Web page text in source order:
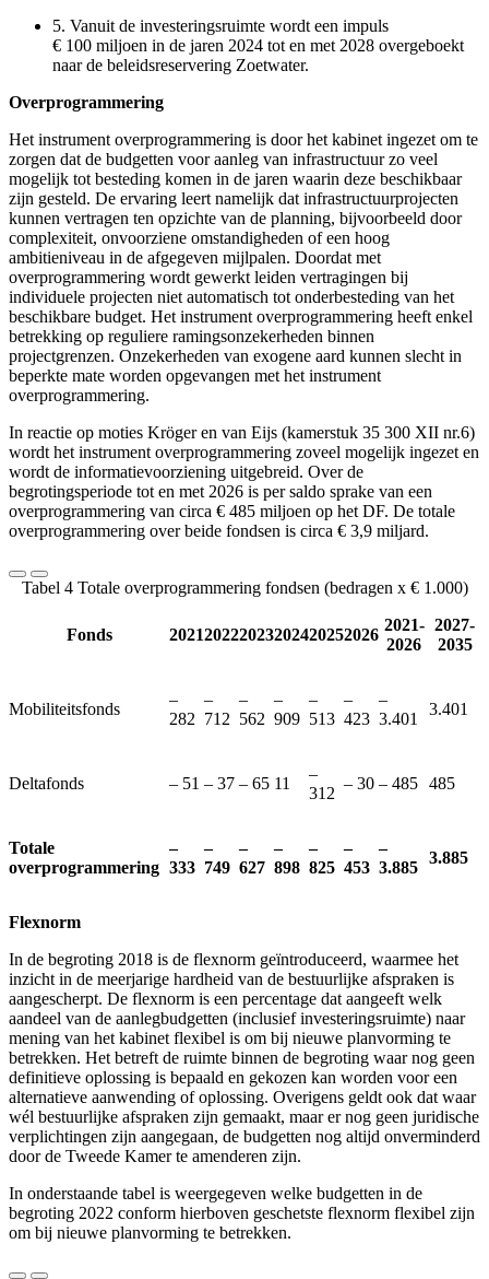
5. Vanuit de investeringsruimte wordt een impuls
€ 100 miljoen in de jaren 2024 tot en met 2028 overgeboekt
naar de beleidsreservering Zoetwater.
Overprogrammering
Het instrument overprogrammering is door het kabinet ingezet om te
zorgen dat de budgetten voor aanleg van infrastructuur zo veel
mogelijk tot besteding komen in de jaren waarin deze beschikbaar
zijn gesteld. De ervaring leert namelijk dat infrastructuurprojecten
kunnen vertragen ten opzichte van de planning, bijvoorbeeld door
complexiteit, onvoorziene omstandigheden of een hoog
ambitieniveau in de afgegeven mijlpalen. Doordat met
overprogrammering wordt gewerkt leiden vertragingen bij
individuele projecten niet automatisch tot onderbesteding van het
beschikbare budget. Het instrument overprogrammering heeft enkel
betrekking op reguliere ramingsonzekerheden binnen
projectgrenzen. Onzekerheden van exogene aard kunnen slecht in
beperkte mate worden opgevangen met het instrument
overprogrammering.
In reactie op moties Kröger en van Eijs (kamerstuk 35 300 XII nr.6)
wordt het instrument overprogrammering zoveel mogelijk ingezet en
wordt de informatievoorziening uitgebreid. Over de
begrotingsperiode tot en met 2026 is per saldo sprake van een
overprogrammering van circa € 485 miljoen op het DF. De totale
overprogrammering over beide fondsen is circa € 3,9 miljard.
Tabel 4 Totale overprogrammering fondsen (bedragen x € 1.000)
Fonds 202120222023202420252026
2021-
2026
2027-
2035
Mobiliteitsfonds
‒
282
‒
712
‒
562
‒
909
‒
513
‒
423
‒
3.401
3.401
Deltafonds ‒ 51 ‒ 37 ‒ 65 11
‒
312
‒ 30 ‒ 485 485
Totale
overprogrammering
‒
333
‒
749
‒
627
‒
898
‒
825
‒
453
‒
3.885
3.885
Flexnorm
In de begroting 2018 is de flexnorm geïntroduceerd, waarmee het
inzicht in de meerjarige hardheid van de bestuurlijke afspraken is
aangescherpt. De flexnorm is een percentage dat aangeeft welk
aandeel van de aanlegbudgetten (inclusief investeringsruimte) naar
mening van het kabinet flexibel is om bij nieuwe planvorming te
betrekken. Het betreft de ruimte binnen de begroting waar nog geen
definitieve oplossing is bepaald en gekozen kan worden voor een
alternatieve aanwending of oplossing. Overigens geldt ook dat waar
wél bestuurlijke afspraken zijn gemaakt, maar er nog geen juridische
verplichtingen zijn aangegaan, de budgetten nog altijd onverminderd
door de Tweede Kamer te amenderen zijn.
In onderstaande tabel is weergegeven welke budgetten in de
begroting 2022 conform hierboven geschetste flexnorm flexibel zijn
om bij nieuwe planvorming te betrekken.